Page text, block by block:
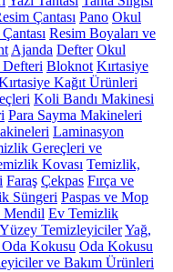
Çantası Pano Okul
Resim Boyaları ve
Ajanda Defter Okul
Bloknot Kırtasiye
Kağıt Ürünleri
Koli Bandı Makinesi
Para Sayma Makineleri
Laminasyon
Gereçleri ve
Kovası Temizlik,
Faraş Çekpas Fırça ve
Süngeri Paspas ve Mop
Mendil Ev Temizlik
Yüzey TemizleyicilerYağ,
Kokusu Oda Kokusu
ve Bakım Ürünleri